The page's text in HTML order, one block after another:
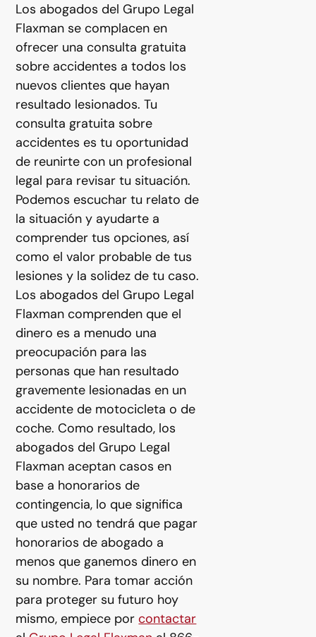
Los abogados del Grupo Legal
Flaxman se complacen en
ofrecer una consulta gratuita
sobre accidentes a todos los
nuevos clientes que hayan
resultado lesionados. Tu
consulta gratuita sobre
accidentes es tu oportunidad
de reunirte con un profesional
legal para revisar tu situación.
Podemos escuchar tu relato de
la situación y ayudarte a
comprender tus opciones, así
como el valor probable de tus
lesiones y la solidez de tu caso.
Los abogados del Grupo Legal
Flaxman comprenden que el
dinero es a menudo una
preocupación para las
personas que han resultado
gravemente lesionadas en un
accidente de motocicleta o de
coche. Como resultado, los
abogados del Grupo Legal
Flaxman aceptan casos en
base a honorarios de
contingencia, lo que significa
que usted no tendrá que pagar
honorarios de abogado a
menos que ganemos dinero en
su nombre. Para tomar acción
para proteger su futuro hoy
mismo, empiece porcontactar